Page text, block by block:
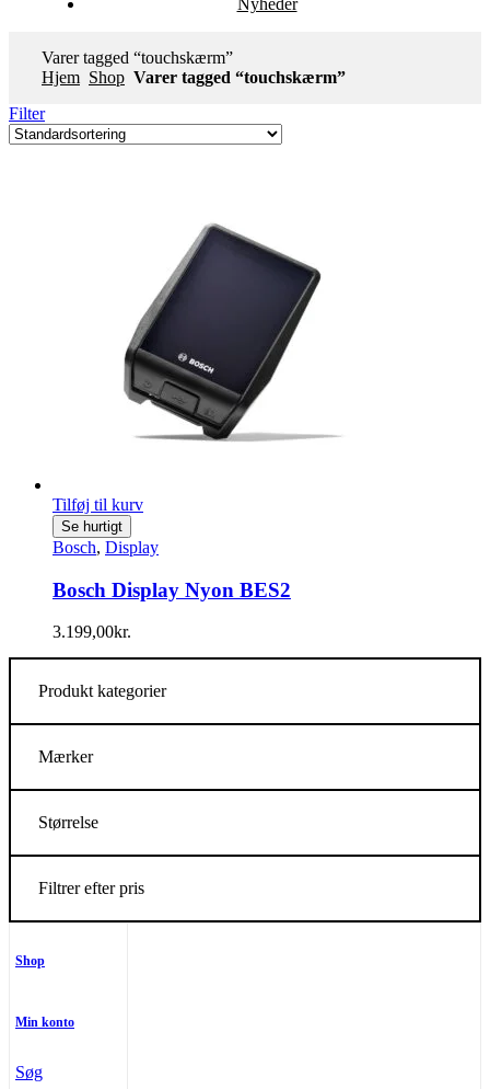
Nyheder
Varer tagged “touchskærm”
Hjem Shop Varer tagged “touchskærm”
Filter
Tilføj til kurv
Se hurtigt
Bosch, Display
Bosch Display Nyon BES2
3.199,00kr.
Produkt kategorier
Mærker
Størrelse
Filtrer efter pris
Shop
Min konto
Søg